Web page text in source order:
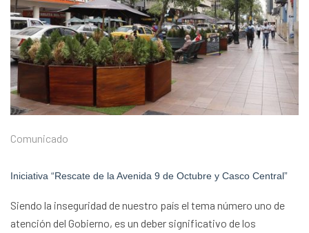
Comunicado
Iniciativa “Rescate de la Avenida 9 de Octubre y Casco Central”
Siendo la inseguridad de nuestro país el tema número uno de
atención del Gobierno, es un deber significativo de los